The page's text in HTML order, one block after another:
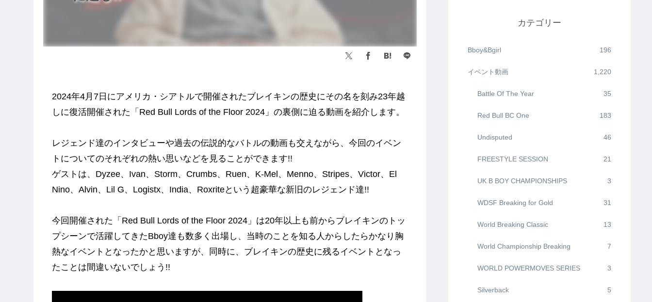
2024年4月7日にアメリカ・シアトルで開催されたブレイキンの歴史にその名を刻み23年越
しに復活開催された「Red Bull Lords of the Floor 2024」の裏側に迫る動画を紹介します。
レジェンド達のインタビューや過去の伝説的なバトルの動画も交えながら、今回のイベン
トについてのそれぞれの熱い思いなどを見ることができます!!
ゲストは、Dyzee、Ivan、Storm、Crumbs、Ruen、K-Mel、Menno、Stripes、Victor、El
Nino、Alvin、Lil G、Logistx、India、Roxriteという超豪華な新旧のレジェンド達!!
今回開催された「Red Bull Lords of the Floor 2024」は20年以上も前からブレイキンのトッ
プシーンで活躍してきたBboy達も数多く出場し、当時のことを知る人からしたらかなり胸
熱なイベントとなったかと思いますが、同時に、ブレイキンの歴史に残るイベントとなっ
たことは間違いないでしょう!!
カテゴリー
Bboy&Bgirl 196
イベント動画 1,220
Battle Of The Year 35
Red Bull BC One 183
Undisputed 46
FREESTYLE SESSION 21
UK B BOY CHAMPIONSHIPS 3
WDSF Breaking for Gold 31
World Breaking Classic 13
World Championship Breaking 7
WORLD POWERMOVES SERIES 3
Silverback 5